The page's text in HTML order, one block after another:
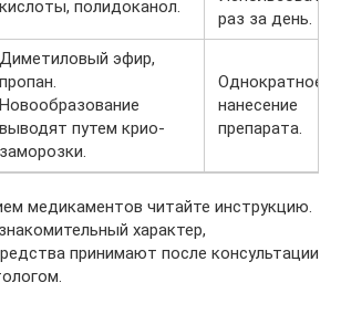
кислоты, полидоканол.
раз за день.
Диметиловый эфир,
пропан.
Новообразование
выводят путем крио-
заморозки.
Однократное
нанесение
препарата.
медикаментов читайте инструкцию.
характер,
принимают после консультации